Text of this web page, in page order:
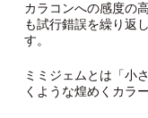
カラコンへの感度の
も試行錯誤を繰り返
す。
ミミジェムとは「小
くような煌めくカラ